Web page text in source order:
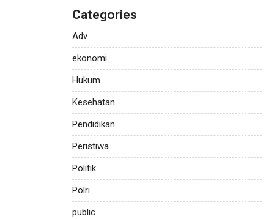
Categories
Adv
ekonomi
Hukum
Kesehatan
Pendidikan
Peristiwa
Politik
Polri
public